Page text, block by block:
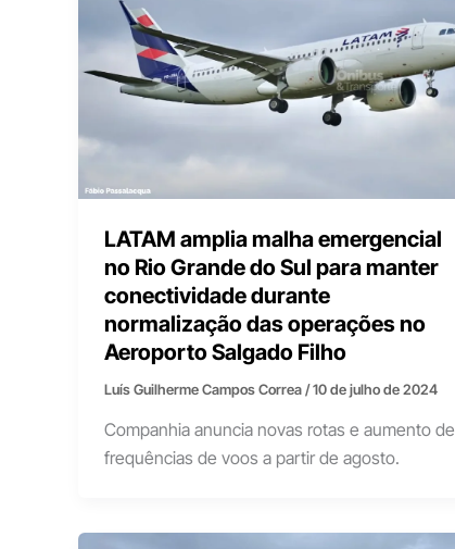
LATAM amplia malha emergencial
no Rio Grande do Sul para manter
conectividade durante
normalização das operações no
Aeroporto Salgado Filho
Luís Guilherme Campos Correa/10 de julho de 2024
Companhia anuncia novas rotas e aumento de
frequências de voos a partir de agosto.